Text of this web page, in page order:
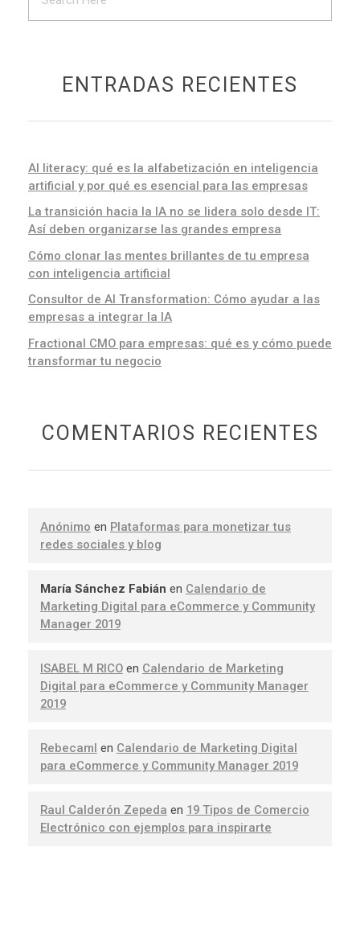
ENTRADAS RECIENTES
AI literacy: qué es la alfabetización en inteligencia
artificial y por qué es esencial para las empresas
La transición hacia la IA no se lidera solo desde IT:
Así deben organizarse las grandes empresa
Cómo clonar las mentes brillantes de tu empresa
con inteligencia artificial
Consultor de AI Transformation: Cómo ayudar a las
empresas a integrar la IA
Fractional CMO para empresas: qué es y cómo puede
transformar tu negocio
COMENTARIOS RECIENTES
Anónimo en Plataformas para monetizar tus
redes sociales y blog
María Sánchez Fabián en Calendario de
Marketing Digital para eCommerce y Community
Manager 2019
ISABEL M RICOen Calendario de Marketing
Digital para eCommerce y Community Manager
2019
Rebecaml en Calendario de Marketing Digital
para eCommerce y Community Manager 2019
Raul Calderón Zepeda en 19 Tipos de Comercio
Electrónico con ejemplos para inspirarte